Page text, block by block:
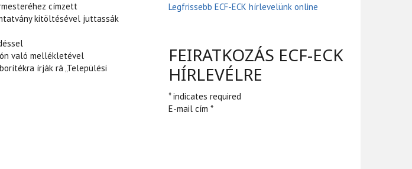
címzett
kitöltésével juttassák
való mellékletével
írják rá „Települési
Legfrissebb ECF-ECK hírlevelünk online
FEIRATKOZÁS ECF-ECK
HÍRLEVÉLRE
* indicates required
E-mail cím *